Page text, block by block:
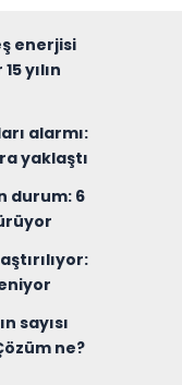
enerjisi
yılın
alarmı:
yaklaştı
durum: 6
sayısı
ne?